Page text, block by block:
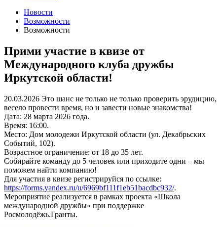
Новости
Возможности
Возможности
Прими участие в квизе от
Международного клуба дружбы
Иркутской области!
20.03.2026 Это шанс не только не только проверить эрудицию,
весело провести время, но и завести новые знакомства!
Дата: 28 марта 2026 года.
Время: 16:00.
Место: Дом молодежи Иркутской области (ул. Декабрьских
Событий, 102).
Возрастное ограничение: от 18 до 35 лет.
Собирайте команду до 5 человек или приходите одни – мы
поможем найти компанию!
Для участия в квизе регистрируйся по ссылке:
https://forms.yandex.ru/u/6969bf111f1eb51bacdbc932/.
Мероприятие реализуется в рамках проекта «Школа
международной дружбы» при поддержке
Росмолодёжь.Гранты.